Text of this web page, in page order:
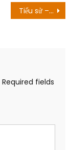
Tiểu sử – sự nghiệp – top hits Lã Phong Lâm: từng vào tù ra tội cho tới ước mơ được kể chuyện bằng âm nhạc
Required fields